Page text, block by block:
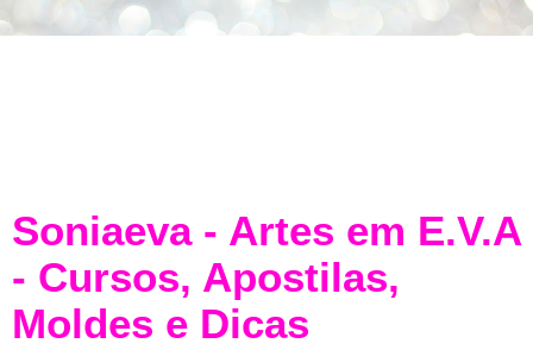
Soniaeva - Artes em E.V.A
- Cursos, Apostilas,
Moldes e Dicas